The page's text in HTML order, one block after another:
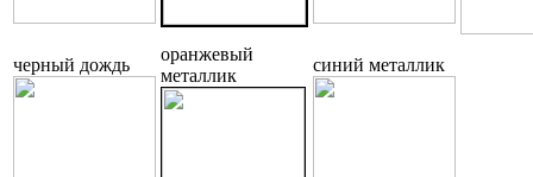
черный дождь
оранжевый
металлик
синий металлик